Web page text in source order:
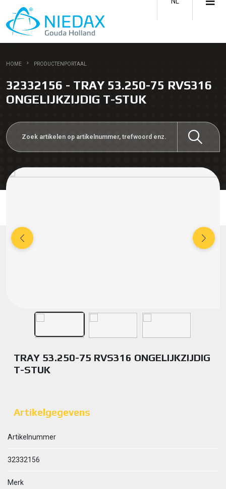
HOME PRODUCTENPORTAAL
32332156 - TRAY 53.250-75 RVS316
ONGELIJKZIJDIG T-STUK
TRAY 53.250-75 RVS316 ONGELIJKZIJDIG
T-STUK
Artikelgegevens
Artikelnummer
32332156
Merk